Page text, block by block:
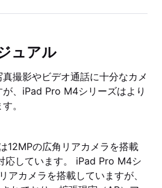
ュアル
撮影やビデオ通話に十分なカメ
、iPad Pro M4シリーズはより
。
12MPの広角リアカメラを搭載
応しています。 iPad Pro M4シ
アカメラを搭載していますが、